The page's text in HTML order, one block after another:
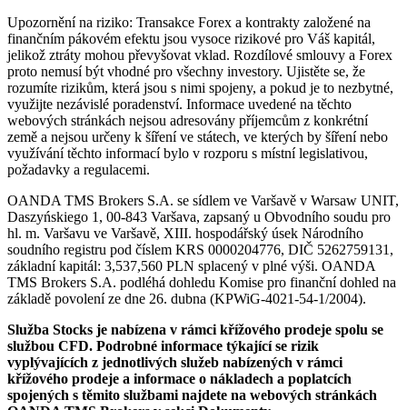
Upozornění na riziko: Transakce Forex a kontrakty založené na
finančním pákovém efektu jsou vysoce rizikové pro Váš kapitál,
jelikož ztráty mohou převyšovat vklad. Rozdílové smlouvy a Forex
proto nemusí být vhodné pro všechny investory. Ujistěte se, že
rozumíte rizikům, která jsou s nimi spojeny, a pokud je to nezbytné,
využijte nezávislé poradenství. Informace uvedené na těchto
webových stránkách nejsou adresovány příjemcům z konkrétní
země a nejsou určeny k šíření ve státech, ve kterých by šíření nebo
využívání těchto informací bylo v rozporu s místní legislativou,
požadavky a regulacemi.
OANDA TMS Brokers S.A. se sídlem ve Varšavě v Warsaw UNIT,
Daszyńskiego 1, 00-843 Varšava, zapsaný u Obvodního soudu pro
hl. m. Varšavu ve Varšavě, XIII. hospodářský úsek Národního
soudního registru pod číslem KRS 0000204776, DIČ 5262759131,
základní kapitál: 3,537,560 PLN splacený v plné výši. OANDA
TMS Brokers S.A. podléhá dohledu Komise pro finanční dohled na
základě povolení ze dne 26. dubna (KPWiG-4021-54-1/2004).
Služba Stocks je nabízena v rámci křížového prodeje spolu se
službou CFD. Podrobné informace týkající se rizik
vyplývajících z jednotlivých služeb nabízených v rámci
křížového prodeje a informace o nákladech a poplatcích
spojených s těmito službami najdete na webových stránkách